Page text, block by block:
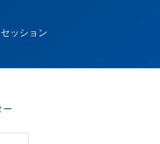
ー
ョ
ッション
ー